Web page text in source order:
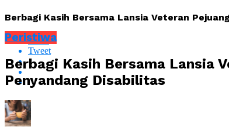
Berbagi Kasih Bersama Lansia Veteran
Share
Tweet
Peristiwa
Berbagi Kasih Bersama Lansia
Penyandang Disabilitas